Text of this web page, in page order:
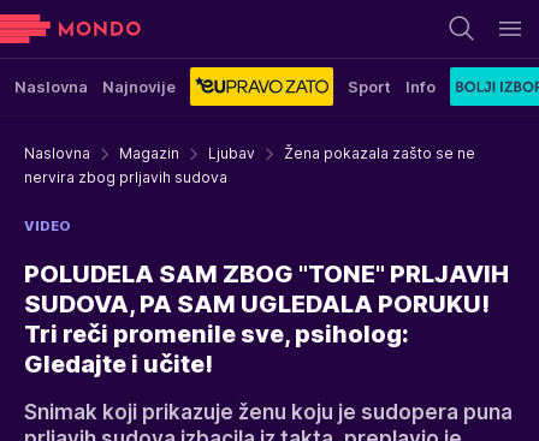
Naslovna Najnovije Sport Info
Naslovna Magazin Ljubav
Žena pokazala zašto se ne
nervira zbog prljavih sudova
VIDEO
POLUDELA SAM ZBOG "TONE" PRLJAVIH
SUDOVA, PA SAM UGLEDALA PORUKU!
Tri reči promenile sve, psiholog:
Gledajte i učite!
Snimak koji prikazuje ženu koju je sudopera puna